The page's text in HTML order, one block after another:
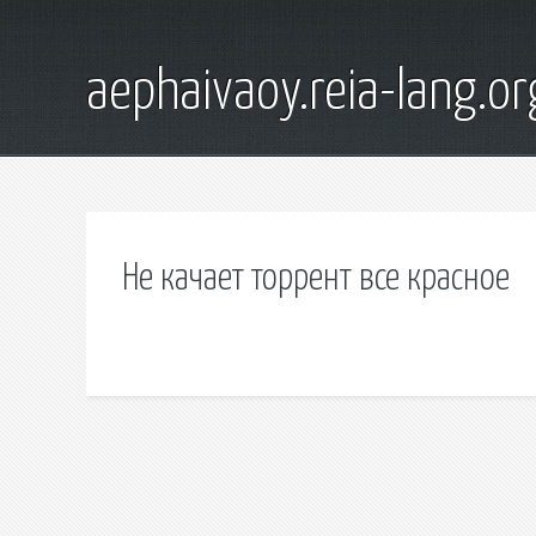
aephaivaoy.reia-
Не качает торрент все красное